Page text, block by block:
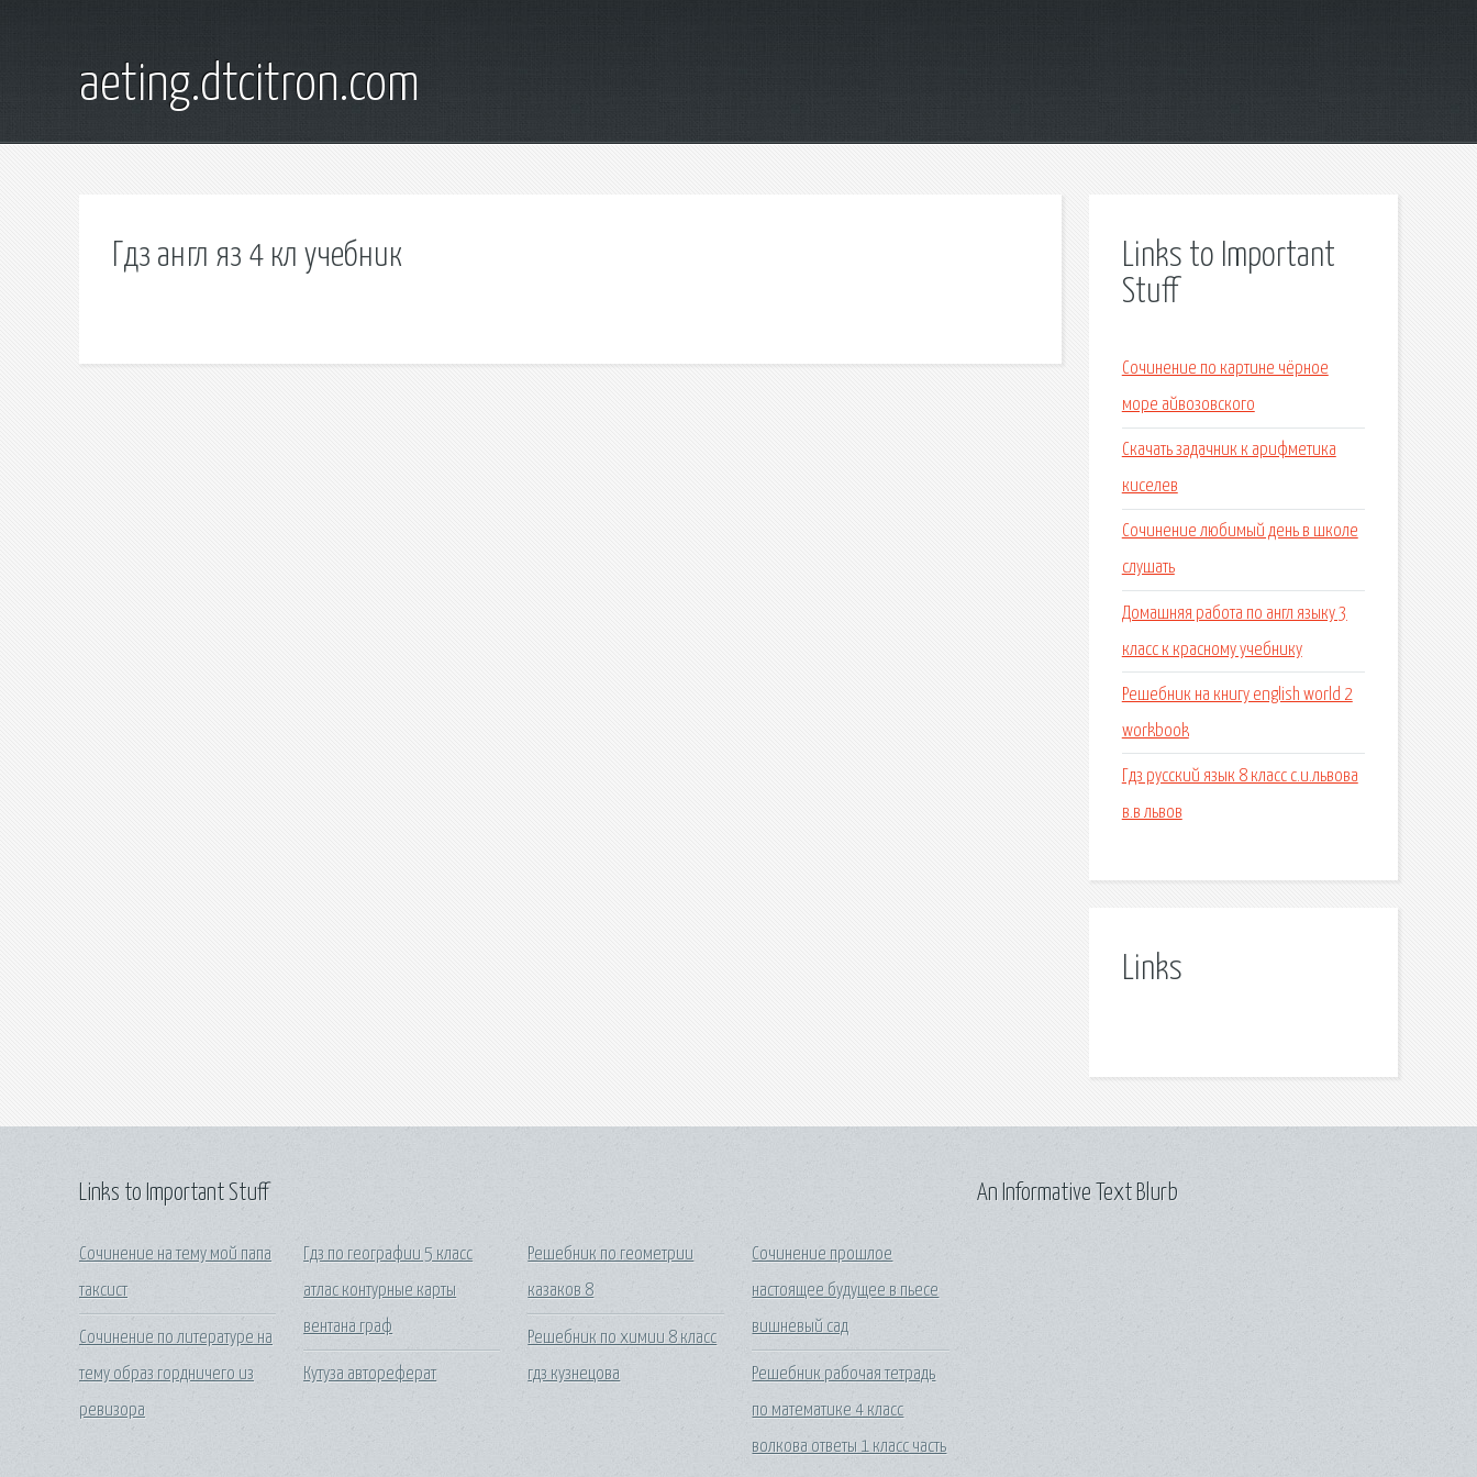
aeting.dtcitron.com
Гдз англ яз 4 кл учебник
Links to Important
Stuff
Сочинение по картине чёрное
море айвозовского
Скачать задачник к арифметика
киселев
Сочинение любимый день в школе
слушать
Домашняя работа по англ языку 3
класс к красному учебнику
Решебник на книгу english world 2
workbook
Гдз русский язык 8 класс с.и.львова
в.в львов
Links
Links to Important Stuff
Сочинение на тему мой папа
таксист
Сочинение по литературе на
тему образ гордничего из
ревизора
Гдз по географии 5 класс
атлас контурные карты
вентана граф
Кутуза автореферат
Решебник по геометрии
казаков 8
Решебник по химии 8 класс
гдз кузнецова
Сочинение прошлое
настоящее будущее в пьесе
вишневый сад
Решебник рабочая тетрадь
по математике 4 класс
волкова ответы 1 класс часть
An Informative Text Blurb